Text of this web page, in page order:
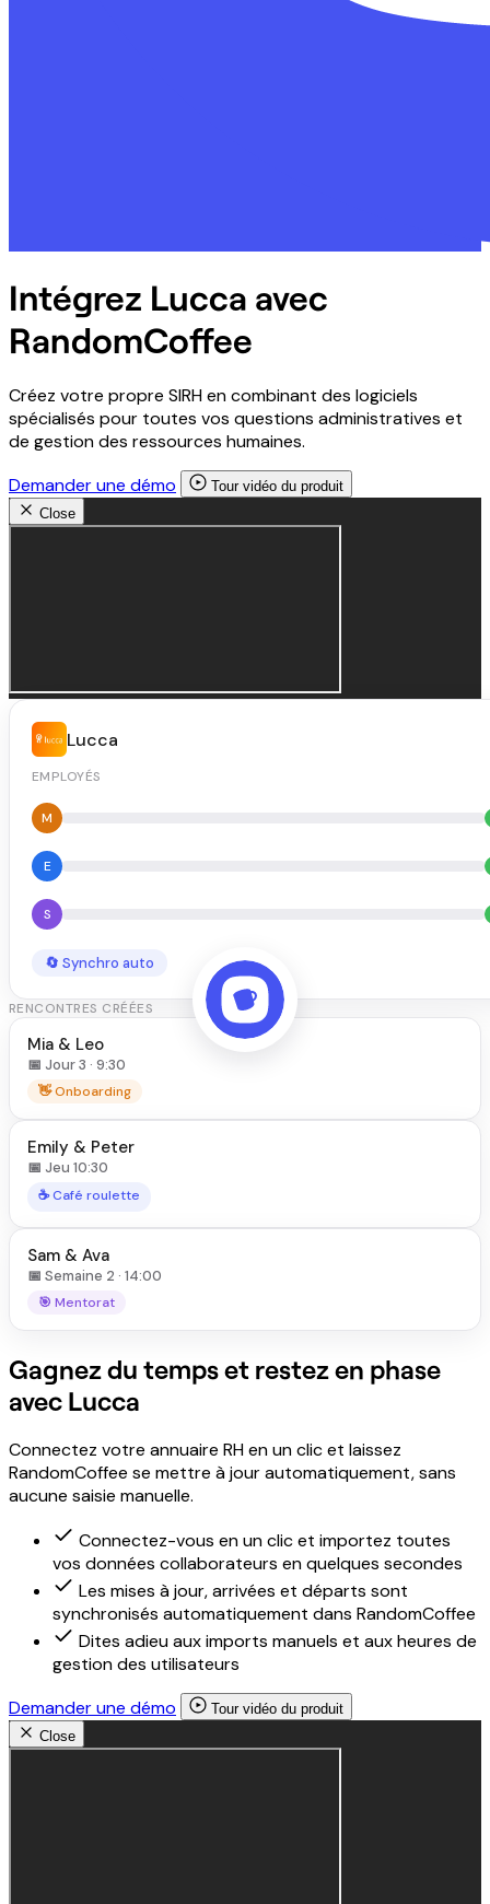
Intégrez Lucca avec
RandomCoffee
Créez votre propre SIRH en combinant des logiciels
spécialisés pour toutes vos questions administratives et
de gestion des ressources humaines.
Demander une démo
Tour vidéo du produit
Close
Lucca
EMPLOYÉS
M
E
S
🔄 Synchro auto
RENCONTRES CRÉÉES
Mia & Leo
📅 Jour 3 · 9:30
👋 Onboarding
Emily & Peter
📅 Jeu 10:30
☕ Café roulette
Sam & Ava
📅 Semaine 2 · 14:00
🎯 Mentorat
Gagnez du temps et restez en phase
avec Lucca
Connectez votre annuaire RH en un clic et laissez
RandomCoffee se mettre à jour automatiquement, sans
aucune saisie manuelle.
Connectez-vous en un clic et importez toutes
vos données collaborateurs en quelques secondes
Les mises à jour, arrivées et départs sont
synchronisés automatiquement dans RandomCoffee
Dites adieu aux imports manuels et aux heures de
gestion des utilisateurs
Demander une démo
Tour vidéo du produit
Close